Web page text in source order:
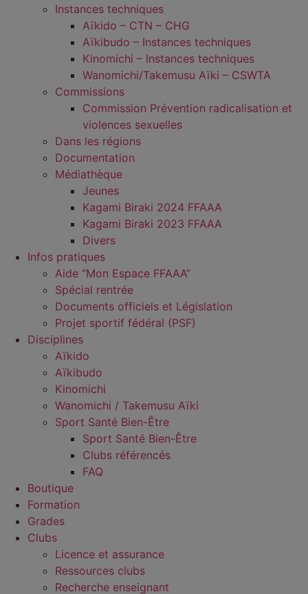
Instances techniques
Aïkido – CTN – CHG
Aïkibudo – Instances techniques
Kinomichi – Instances techniques
Wanomichi/Takemusu Aïki – CSWTA
Commissions
Commission Prévention radicalisation et
violences sexuelles
Dans les régions
Documentation
Médiathèque
Jeunes
Kagami Biraki 2024 FFAAA
Kagami Biraki 2023 FFAAA
Divers
Infos pratiques
Aide “Mon Espace FFAAA”
Spécial rentrée
Documents officiels et Législation
Projet sportif fédéral (PSF)
Disciplines
Aïkido
Aïkibudo
Kinomichi
Wanomichi / Takemusu Aïki
Sport Santé Bien-Être
Sport Santé Bien-Être
Clubs référencés
FAQ
Boutique
Formation
Grades
Clubs
Licence et assurance
Ressources clubs
Recherche enseignant